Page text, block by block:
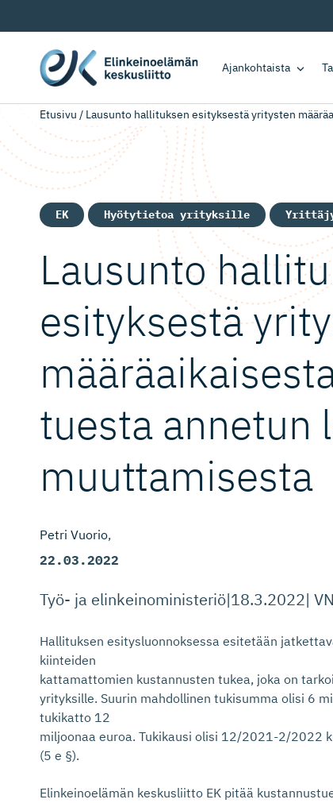
Ajankohtaista
Etusivu / Lausunto hallituksen esityksestä yritysten
EK Hyötytietoa yrityksille
Lausunto
esityksestä
tuesta annetun
muuttamisesta
Petri Vuorio
22.03.2022
Työ- ja elinkeinoministeriö|18.3.2022|
Hallituksen esitysluonnoksessa esitetään
kiinteiden
kattamattomien kustannusten tukea, joka on
yrityksille. Suurin mahdollinen tukisumma olisi 6
tukikatto 12
miljoonaa euroa. Tukikausi olisi 12/2021-2/2022
(5 e §).
Elinkeinoelämän keskusliitto EK pitää